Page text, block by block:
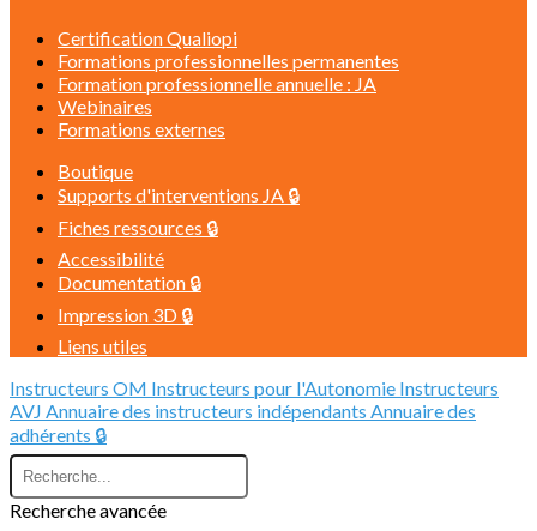
Certification Qualiopi
Formations professionnelles permanentes
Formation professionnelle annuelle : JA
Webinaires
Formations externes
Boutique
Supports d'interventions JA 🔒
Fiches ressources 🔒
Accessibilité
Documentation 🔒
Impression 3D 🔒
Liens utiles
Instructeurs OM Instructeurs pour l'Autonomie Instructeurs
AVJ Annuaire des instructeurs indépendants Annuaire des
adhérents 🔒
Recherche avancée